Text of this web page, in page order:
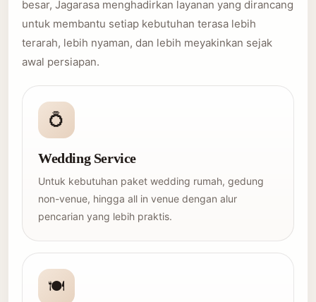
besar, Jagarasa menghadirkan layanan yang dirancang
untuk membantu setiap kebutuhan terasa lebih
terarah, lebih nyaman, dan lebih meyakinkan sejak
awal persiapan.
💍
Wedding Service
Untuk kebutuhan paket wedding rumah, gedung
non-venue, hingga all in venue dengan alur
pencarian yang lebih praktis.
🍽️